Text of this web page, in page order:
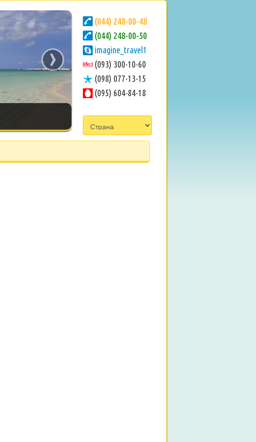
›
(044) 248-00-48
(044) 248-00-50
imagine_travel1
(093) 300-10-60
(098) 077-13-15
(095) 604-84-18